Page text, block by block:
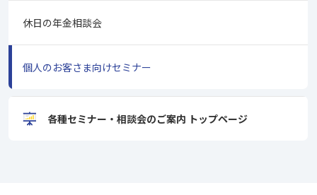
休日の年金相談会
個人のお客さま向けセミナー
各種セミナー・相談会のご案内 トップページ